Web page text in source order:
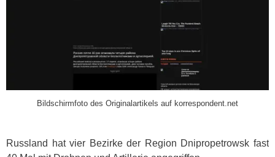
Bildschirmfoto des Originalartikels auf korrespondent.net
Russland hat vier Bezirke der Region Dnipropetrowsk fast